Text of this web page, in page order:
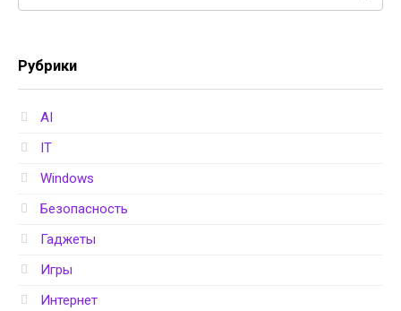
Рубрики
AI
IT
Windows
Безопасность
Гаджеты
Игры
Интернет